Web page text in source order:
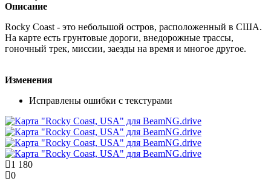
Описание
Rocky Coast - это небольшой остров, расположенный в США.
На карте есть грунтовые дороги, внедорожные трассы,
гоночный трек, миссии, заезды на время и многое другое.
Изменения
Исправлены ошибки с текстурами
1 180
0